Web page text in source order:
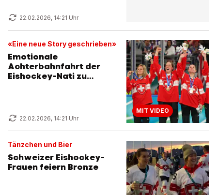
22.02.2026, 14:21 Uhr
«Eine neue Story geschrieben»
Emotionale
Achterbahnfahrt der
Eishockey-Nati zu
22.02.2026, 14:21 Uhr
MIT VIDEO
Tänzchen und Bier
Schweizer Eishockey-
Frauen feiern Bronze